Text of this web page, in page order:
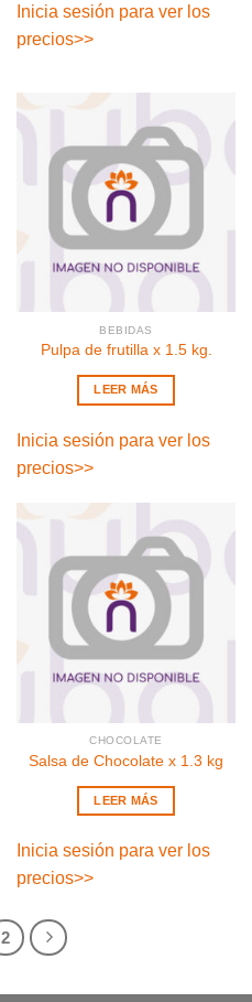
Inicia sesión para ver los
precios>>
BEBIDAS
Pulpa de frutilla x 1.5 kg.
LEER MÁS
Inicia sesión para ver los
precios>>
CHOCOLATE
Salsa de Chocolate x 1.3 kg
LEER MÁS
Inicia sesión para ver los
precios>>
2